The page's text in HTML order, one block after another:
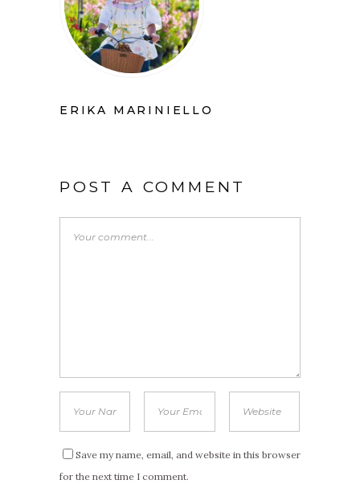
ERIKA MARINIELLO
POST A COMMENT
Save my name, email, and website in this browser
for the next time I comment.